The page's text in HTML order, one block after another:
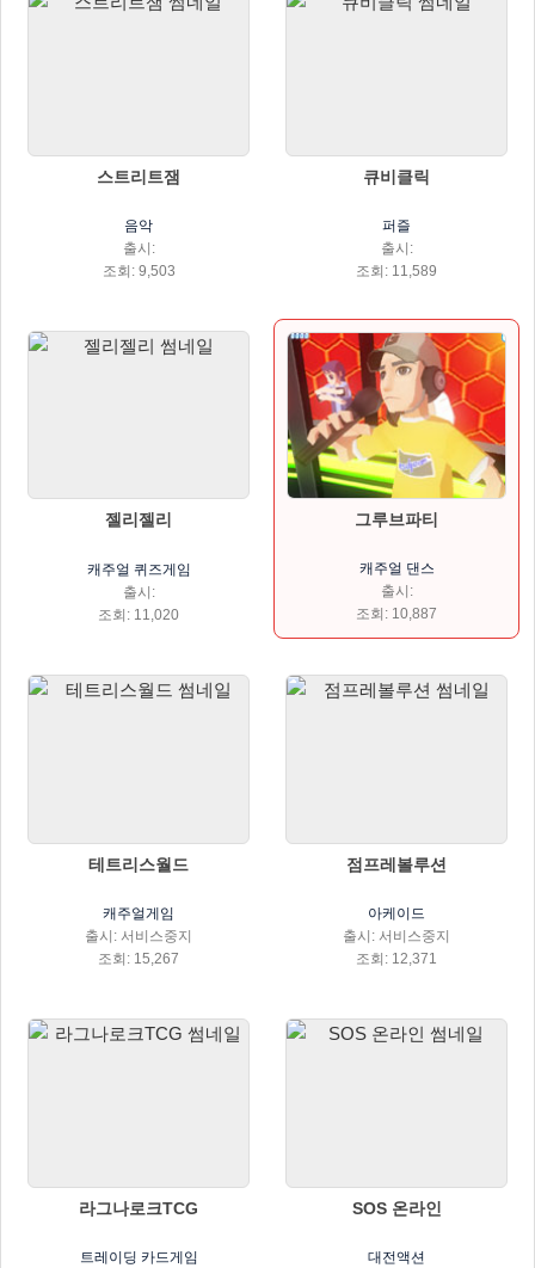
스트리트잼
음악
출시:
조회: 9,503
큐비클릭
퍼즐
출시:
조회: 11,589
젤리젤리
캐주얼 퀴즈게임
출시:
조회: 11,020
그루브파티
캐주얼 댄스
출시:
조회: 10,887
테트리스월드
캐주얼게임
출시: 서비스중지
조회: 15,267
점프레볼루션
아케이드
출시: 서비스중지
조회: 12,371
라그나로크TCG
트레이딩 카드게임
SOS 온라인
대전액션